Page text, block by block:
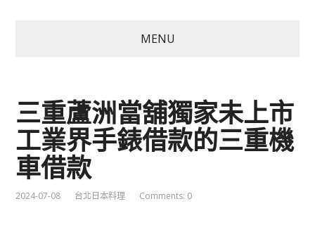
MENU
三重蘆洲當舖獨家未上市
工業界手錶借款的三重機
車借款
2024-07-08 台北日本料理 Comments: 0